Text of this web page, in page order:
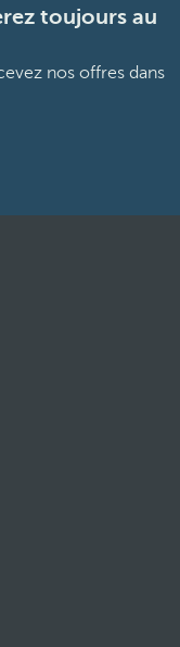
toujours au
nos offres dans